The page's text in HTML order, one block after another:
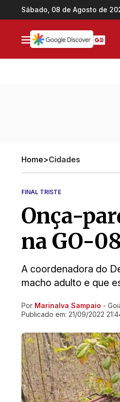
Ir direto pro conteúdo
Sábado, 08 de Agosto de
Home>Cidades
FINAL TRISTE
Onça-
na GO-
A coordenadora do
macho adulto e que
Ir direto pra matéria
Por Marinalva Sampaio -
Publicado em: 21/09/2022